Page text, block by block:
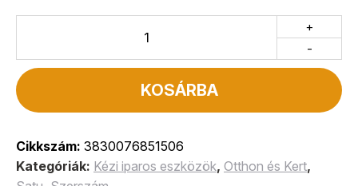
-
+
KOSÁRBA
Cikkszám: 3830076851506
Kategóriák: Kézi iparos eszközök, Otthon és Kert,